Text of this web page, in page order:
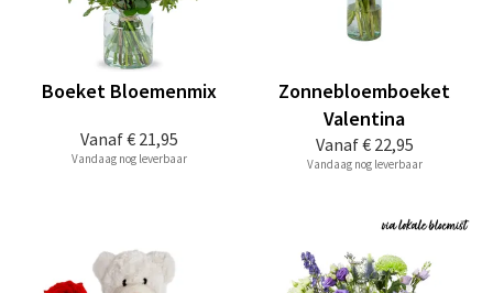
Vanaf€ 21,95
Boeket Bloemenmix
Vandaag nog leverbaar
Vanaf€ 22,95
Zonnebloemboeket
Valentina
Vandaag nog leverbaar